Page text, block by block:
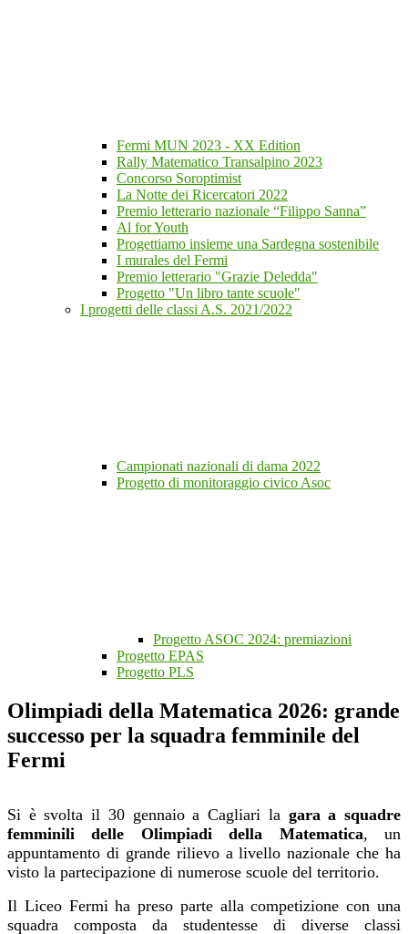
Fermi MUN 2023 - XX Edition
Rally Matematico Transalpino 2023
Concorso Soroptimist
La Notte dei Ricercatori 2022
Premio letterario nazionale “Filippo Sanna”
Al for Youth
Progettiamo insieme una Sardegna sostenibile
I murales del Fermi
Premio letterario "Grazie Deledda"
Progetto "Un libro tante scuole"
I progetti delle classi A.S. 2021/2022
Campionati nazionali di dama 2022
Progetto di monitoraggio civico Asoc
Progetto ASOC 2024: premiazioni
Progetto EPAS
Progetto PLS
Olimpiadi della Matematica 2026: grande
successo per la squadra femminile del
Fermi
Si è svolta il 30 gennaio a Cagliari la gara a squadre
femminili delle Olimpiadi della Matematica, un
appuntamento di grande rilievo a livello nazionale che ha
visto la partecipazione di numerose scuole del territorio.
Il Liceo Fermi ha preso parte alla competizione con una
squadra composta da studentesse di diverse classi